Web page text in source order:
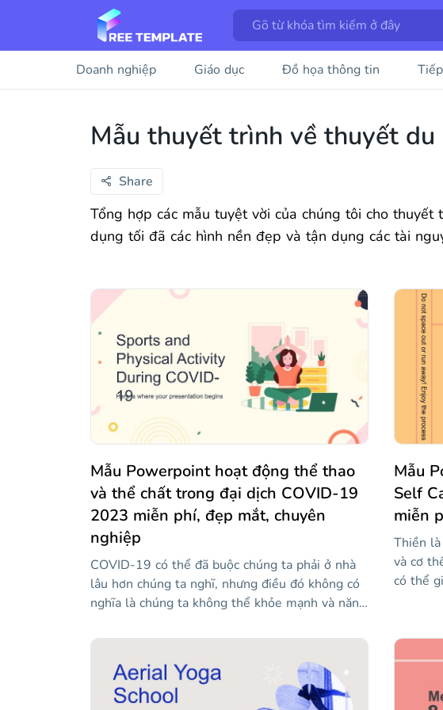
Doanh nghiệp Giáo dục Đồ họa thông tin
Mẫu thuyết trình về thuyết du
Share
Tổng hợp các mẫu tuyệt vời của chúng tôi cho
dụng tối đã các hình nền đẹp và tận dụng các tài
Mẫu Powerpoint hoạt động thể thao
và thể chất trong đại dịch COVID-19
2023 miễn phí, đẹp mắt, chuyên
nghiệp
COVID-19 có thể đã buộc chúng ta phải ở nhà
lâu hơn chúng ta nghĩ, nhưng điều đó không có
nghĩa là chúng ta không thể khỏe mạnh và năng
ra một số mẹo và bài tập mà mọi người có thể
thực hiện trong nhà hoặc ngoài trời (luôn tuân
theo các biện pháp an toàn). Chúng tôi đã sử
dụng một số màu sắc mềm mại để các slide
Mẫu
Self
miễn
Thiền
và cơ
có thể
muốn
mình
bạn có
và